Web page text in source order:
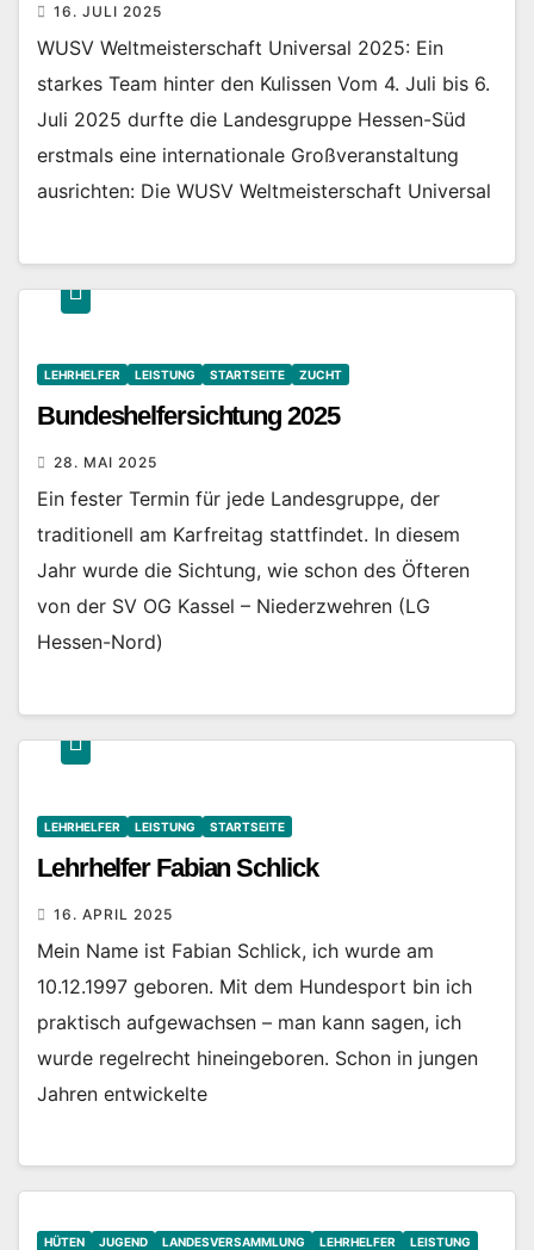
16. JULI 2025
WUSV Weltmeisterschaft Universal 2025: Ein
starkes Team hinter den Kulissen Vom 4. Juli bis 6.
Juli 2025 durfte die Landesgruppe Hessen-Süd
erstmals eine internationale Großveranstaltung
ausrichten: Die WUSV Weltmeisterschaft Universal
LEHRHELFER LEISTUNG STARTSEITE ZUCHT
Bundeshelfersichtung 2025
28. MAI 2025
Ein fester Termin für jede Landesgruppe, der
traditionell am Karfreitag stattfindet. In diesem
Jahr wurde die Sichtung, wie schon des Öfteren
von der SV OG Kassel – Niederzwehren (LG
Hessen-Nord)
LEHRHELFER LEISTUNG STARTSEITE
Lehrhelfer Fabian Schlick
16. APRIL 2025
Mein Name ist Fabian Schlick, ich wurde am
10.12.1997 geboren. Mit dem Hundesport bin ich
praktisch aufgewachsen – man kann sagen, ich
wurde regelrecht hineingeboren. Schon in jungen
Jahren entwickelte
HÜTEN JUGEND LANDESVERSAMMLUNG LEHRHELFER LEISTUNG